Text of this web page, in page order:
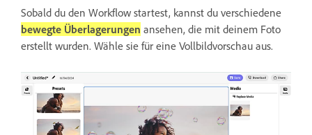
Sobald du den Workflow startest, kannst du verschiedene
bewegte Überlagerungen ansehen, die mit deinem Foto
erstellt wurden. Wähle sie für eine Vollbildvorschau aus.